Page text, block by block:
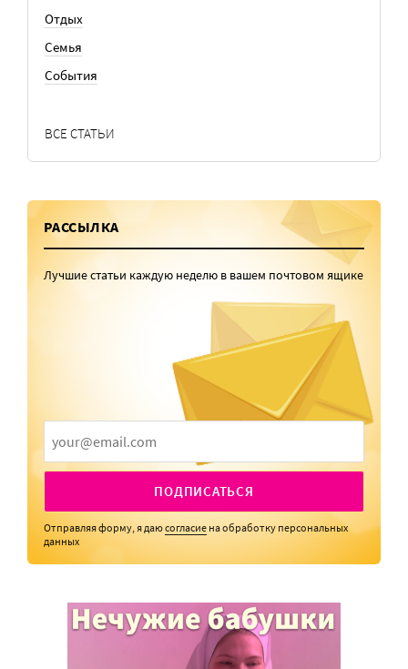
Отдых
Семья
События
ВСЕ СТАТЬИ
РАССЫЛКА
Лучшие статьи каждую неделю в вашем почтовом ящике
ПОДПИСАТЬСЯ
Отправляя форму, я даюсогласие на обработку персональных
данных